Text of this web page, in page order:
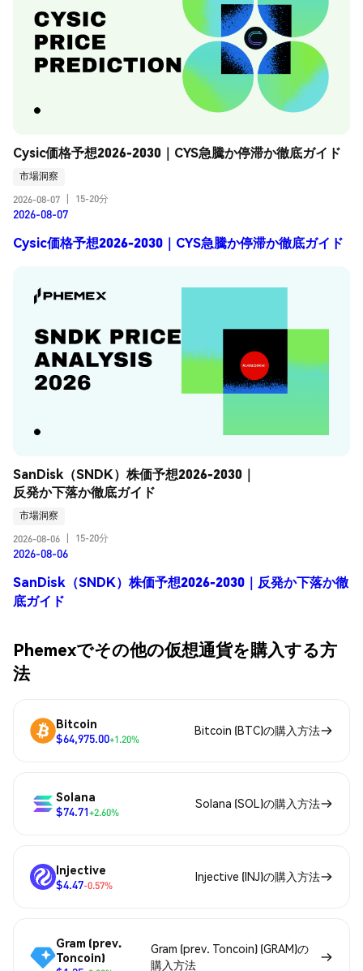
Cysic価格予想2026-2030｜CYS急騰か停滞か徹底ガイド
市場洞察
2026-08-07
15-20分
2026-08-07
Cysic価格予想2026-2030｜CYS急騰か停滞か徹底ガイド
SanDisk（SNDK）株価予想2026-2030｜
反発か下落か徹底ガイド
市場洞察
2026-08-06
15-20分
2026-08-06
SanDisk（SNDK）株価予想2026-2030｜反発か下落か徹
底ガイド
Phemexでその他の仮想通貨を購入する方
法
Bitcoin
$64,975.00+1.20%
Bitcoin (BTC)の購入方法
Solana
$74.71+2.60%
Solana (SOL)の購入方法
Injective
$4.47-0.57%
Injective (INJ)の購入方法
Gram (prev.
Toncoin)
Gram (prev. Toncoin) (GRAM)の
購入方法